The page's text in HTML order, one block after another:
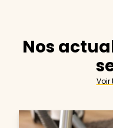
Nos
Voir